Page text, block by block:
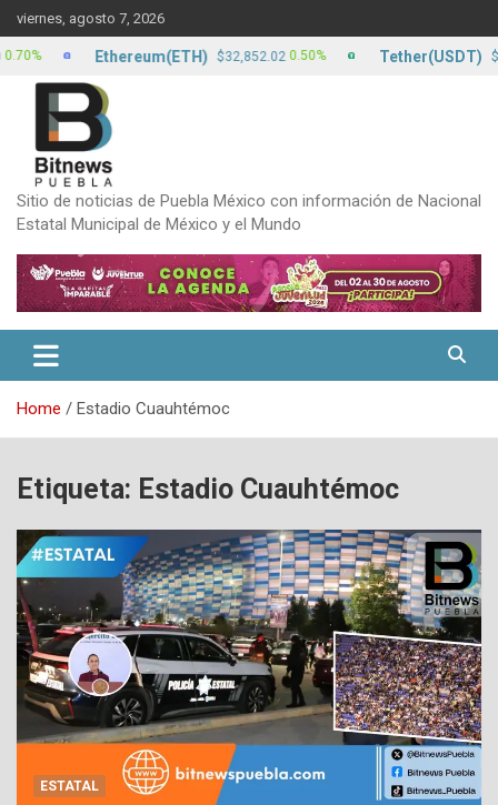
Skip
to
content
viernes, agosto 7, 2026
Sitio de noticias de Puebla México con información de Nacional
Estatal Municipal de México y el Mundo
Home Estadio Cuauhtémoc
Etiqueta: Estadio Cuauhtémoc
ESTATAL
Ethereum(ETH) $32,852.02 0.50% Tether(USDT) $17.15